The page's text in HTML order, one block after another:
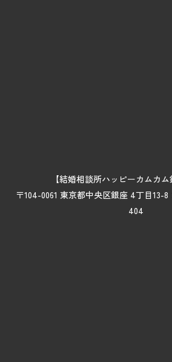
【結婚相談所ハッピーカムカム
〒104-0061 東京都中央区銀座 4丁目13-
404